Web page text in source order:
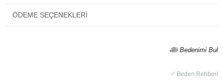
ÖDEME SEÇENEKLERI
Bedenimi Bul
Beden Rehberi